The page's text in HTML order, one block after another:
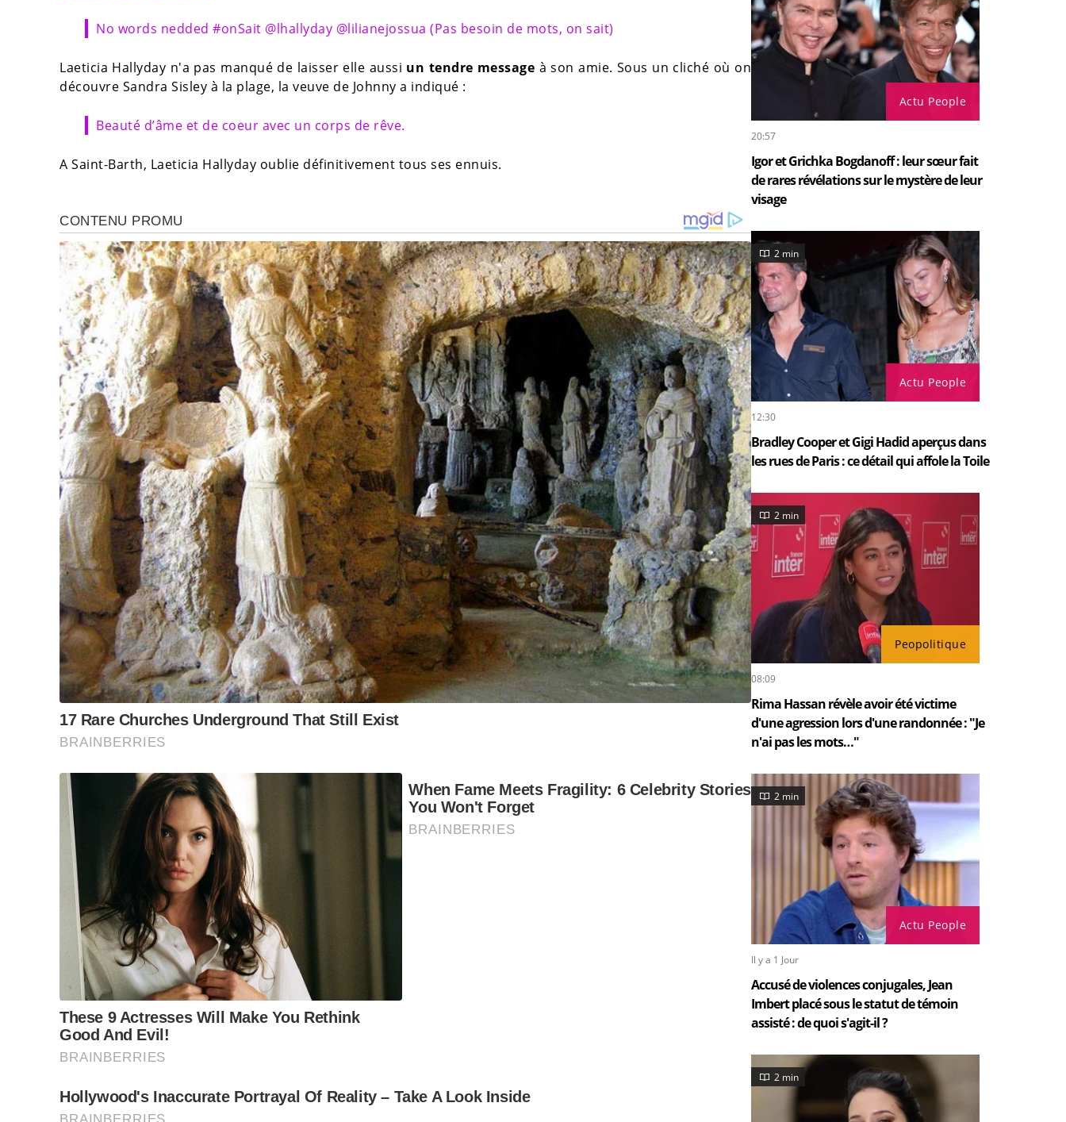
No words nedded #onSait @lhallyday @lilianejossua (Pas besoin de mots, on sait)
Laeticia Hallyday n'a pas manqué de laisser elle aussi un tendre message à son amie. Sous un cliché où on
découvre Sandra Sisley à la plage, la veuve de Johnny a indiqué :
Beauté d’âme et de coeur avec un corps de rêve.
A Saint-Barth, Laeticia Hallyday oublie définitivement tous ses ennuis.
Actu People
20:57
Igor et Grichka Bogdanoff : leur sœur fait
de rares révélations sur le mystère de leur
visage
Actu People
2 min
12:30
Bradley Cooper et Gigi Hadid aperçus dans
les rues de Paris : ce détail qui affole la Toile
Peopolitique
2 min
08:09
Rima Hassan révèle avoir été victime
d'une agression lors d'une randonnée : "Je
n'ai pas les mots…"
Actu People
2 min
Il y a 1 Jour
Accusé de violences conjugales, Jean
Imbert placé sous le statut de témoin
assisté : de quoi s'agit-il ?
2 min